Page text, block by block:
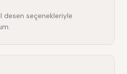
desen seçenekleriyle